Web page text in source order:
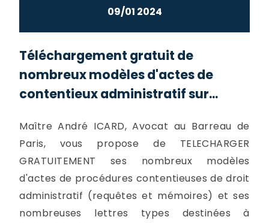
09/01 2024
Téléchargement gratuit de
nombreux modèles d'actes de
contentieux administratif sur...
Maître André ICARD, Avocat au Barreau de
Paris, vous propose de TELECHARGER
GRATUITEMENT ses nombreux modèles
d'actes de procédures contentieuses de droit
administratif (requêtes et mémoires) et ses
nombreuses lettres types destinées à